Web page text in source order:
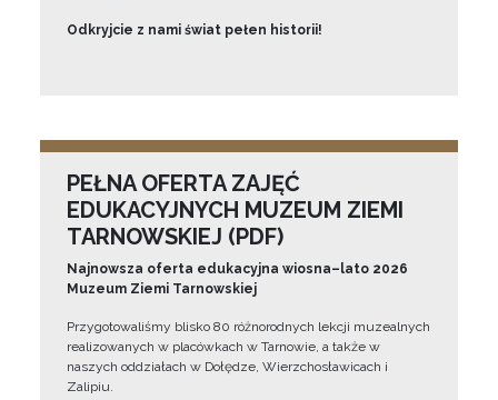
Odkryjcie z nami świat pełen historii!
PEŁNA OFERTA ZAJĘĆ
EDUKACYJNYCH MUZEUM ZIEMI
TARNOWSKIEJ (PDF)
Najnowsza oferta edukacyjna wiosna–lato 2026
Muzeum Ziemi Tarnowskiej
Przygotowaliśmy blisko 80 różnorodnych lekcji muzealnych
realizowanych w placówkach w Tarnowie, a także w
naszych oddziałach w Dołędze, Wierzchosławicach i
Zalipiu.